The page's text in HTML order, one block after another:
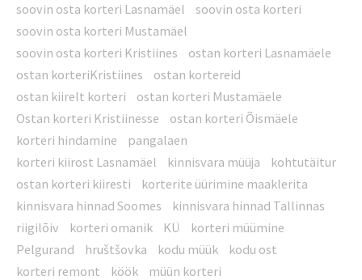
soovin osta korteri Lasnamäel
soovin osta korteri
soovin osta korteri Mustamäel
soovin osta korteri Kristiines
ostan korteri Lasnamäele
ostan korteriKristiines
ostan kortereid
ostan kiirelt korteri
ostan korteri Mustamäele
Ostan korteri Kristiinesse
ostan korteri Õismäele
korteri hindamine
pangalaen
korteri kiirost Lasnamäel
kinnisvara müüja
kohtutäitur
ostan korteri kiiresti
korterite üürimine maaklerita
kinnisvara hinnad Soomes
kinnisvara hinnad Tallinnas
riigilõiv
korteri omanik KÜ
korteri müümine
Pelgurand
hruštšovka kodu müük
kodu ost
korteri remont
köök
müün korteri